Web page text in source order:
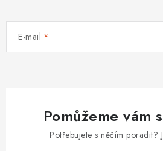
E-mail
Pomůžeme vám
Potřebujete s něčím poradit?